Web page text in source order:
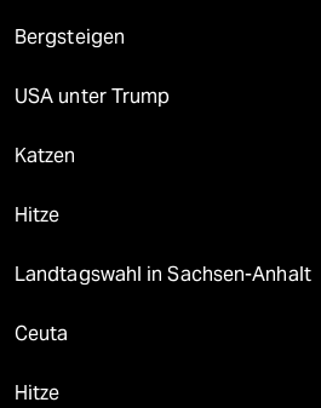
Bergsteigen
USA unter Trump
Katzen
Hitze
Landtagswahl in Sachsen-Anhalt
Ceuta
Hitze